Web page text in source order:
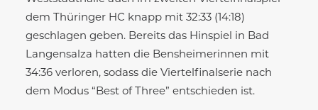
dem Thüringer HC knapp mit 32:33 (14:18)
geschlagen geben. Bereits das Hinspiel in Bad
Langensalza hatten die Bensheimerinnen mit
34:36 verloren, sodass die Viertelfinalserie nach
dem Modus “Best of Three” entschieden ist.